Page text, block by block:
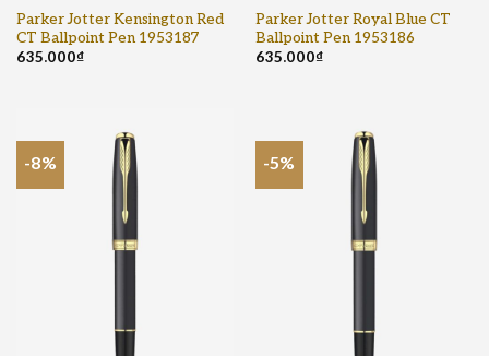
Parker Jotter Kensington Red
CT Ballpoint Pen 1953187
635.000₫
Parker Jotter Royal Blue CT
Ballpoint Pen 1953186
635.000₫
-8% -5%